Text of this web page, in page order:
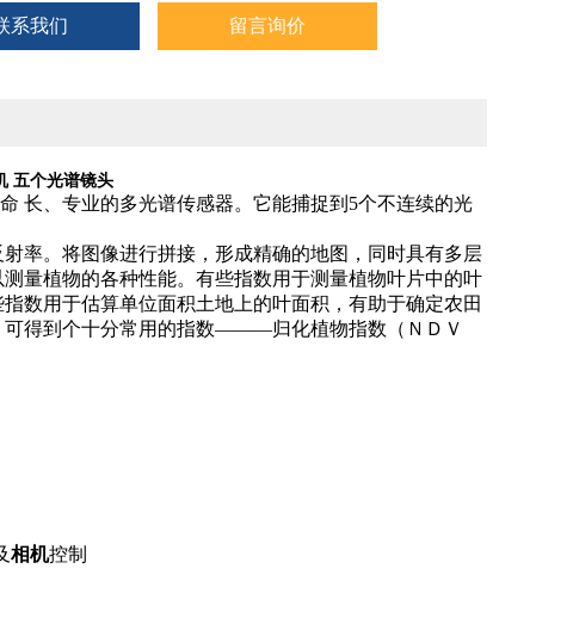
系我们 留言询价
五个光谱镜头
长、专业的多光谱传感器。它能捕捉到5个不连续的光
率。将图像进行拼接，形成精确的地图，同时具有多层
量植物的各种性能。有些指数用于测量植物叶片中的叶
数用于估算单位面积土地上的叶面积，有助于确定农田
可得到个十分常用的指数―――归化植物指数（ＮＤＶ
相机控制